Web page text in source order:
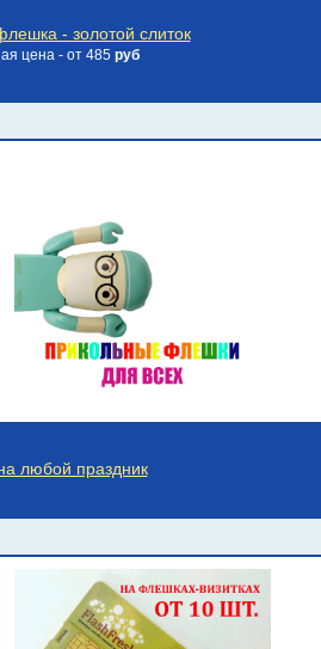
- золотой слиток
цена - от 485 руб
любой праздник